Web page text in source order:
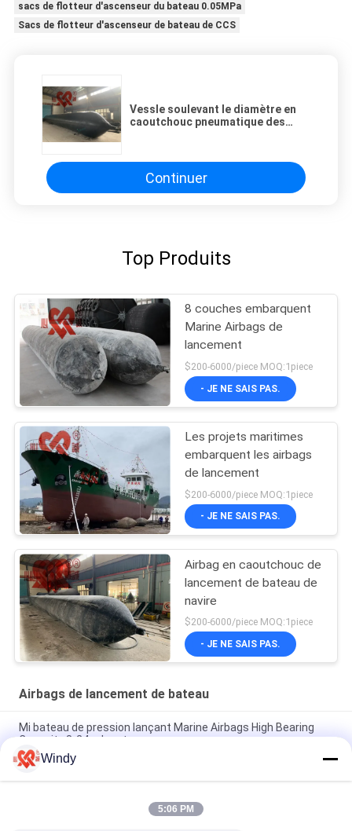
sacs de flotteur d'ascenseur du bateau 0.05MPa
Sacs de flotteur d'ascenseur de bateau de CCS
Vessle soulevant le diamètre en
caoutchouc pneumatique des
Continuer
Top Produits
8 couches embarquent
Marine Airbags de
lancement
$200-6000/piece MOQ:1piece
- JE NE SAIS PAS.
Les projets maritimes
embarquent les airbags
de lancement
$200-6000/piece MOQ:1piece
- JE NE SAIS PAS.
Airbag en caoutchouc de
lancement de bateau de
navire
$200-6000/piece MOQ:1piece
- JE NE SAIS PAS.
Airbags de lancement de bateau
Mi bateau de pression lançant Marine Airbags High Bearing
Capacity 8-24m longtemps
Les airbags de lancement de bateau du caoutchouc naturel
montent en ballon pour des bateaux d'atterrissage
Airbag de lancement Marine Lifting Airbag de bateau de GV 24
Windy
5:06 PM